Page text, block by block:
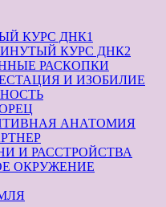
КУРС ДНК1
КУРС ДНК2
РАСКОПКИ
И ИЗОБИЛИЕ
АНАТОМИЯ
И РАССТРОЙСТВА
ОКРУЖЕНИЕ